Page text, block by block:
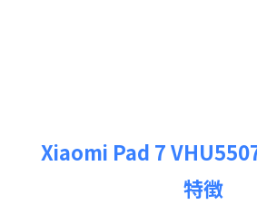
Xiaomi Pad 7
特徴